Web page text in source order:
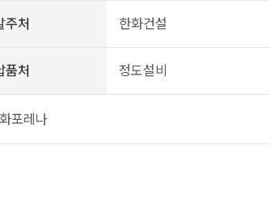
주처 한화건설
품처 정도설비
포레나